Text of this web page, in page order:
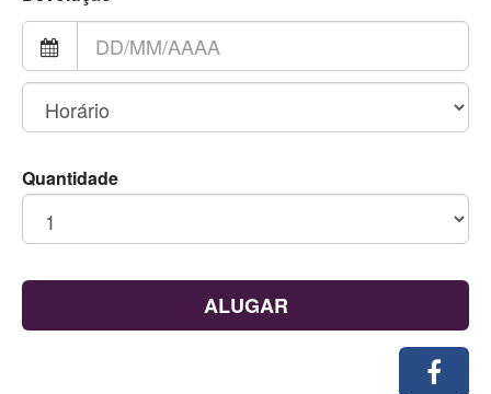
Quantidade
ALUGAR